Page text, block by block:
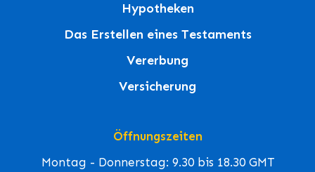
Hypotheken
Das Erstellen eines Testaments
Vererbung
Versicherung
Öffnungszeiten
Montag - Donnerstag: 9.30 bis 18.30 GMT